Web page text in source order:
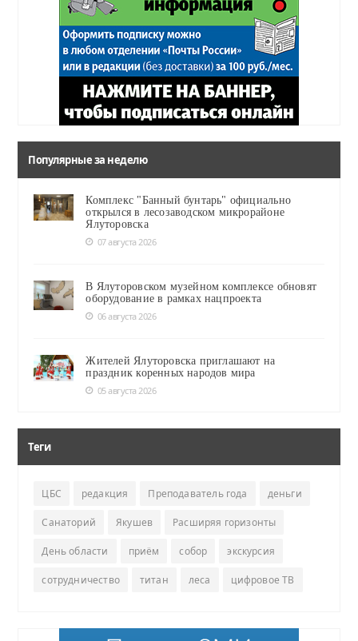
Популярные за неделю
Комплекс "Банный бунтарь" официально
открылся в лесозаводском микрорайоне
Ялуторовска
07 августа 2026
В Ялуторовском музейном комплексе обновят
оборудование в рамках нацпроекта
06 августа 2026
Жителей Ялуторовска приглашают на
праздник коренных народов мира
05 августа 2026
Теги
ЦБС редакция Преподаватель года деньги
Санаторий Якушев Расширяя горизонты
День области приём собор экскурсия
сотрудничество титан леса цифровое ТВ